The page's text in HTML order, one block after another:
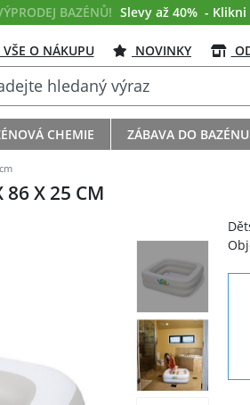
BAZÉNŮ! Slevy až 40% - Klikni
VŠE O NÁKUPU NOVINKY
CHEMIE ZÁBAVA DO BAZÉNU
86 X 25 CM